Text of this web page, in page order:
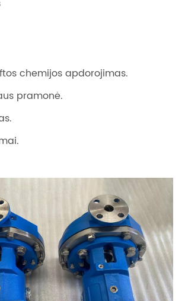
chemijos apdorojimas.
pramonė.